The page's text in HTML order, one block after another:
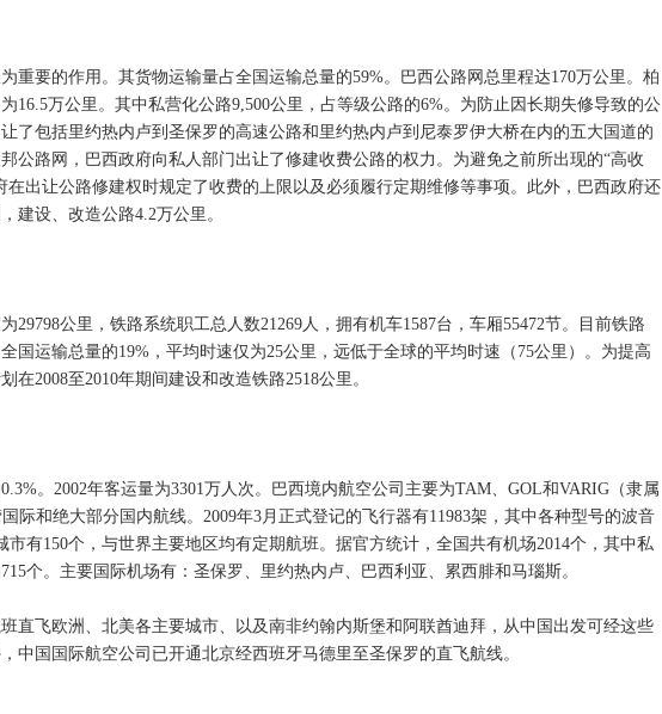
重要的作用。其货物运输量占全国运输总量的59%。巴西公路网总里程达170万公里。柏
16.5万公里。其中私营化公路9,500公里，占等级公路的6%。为防止因长期失修导致的公
了包括里约热内卢到圣保罗的高速公路和里约热内卢到尼泰罗伊大桥在内的五大国道的
公路网，巴西政府向私人部门出让了修建收费公路的权力。为避免之前所出现的“高收
在出让公路修建权时规定了收费的上限以及必须履行定期维修等事项。此外，巴西政府还
建设、改造公路4.2万公里。
29798公里，铁路系统职工总人数21269人，拥有机车1587台，车厢55472节。目前铁路
国运输总量的19%，平均时速仅为25公里，远低于全球的平均时速（75公里）。为提高
在2008至2010年期间建设和改造铁路2518公里。
。2002年客运量为3301万人次。巴西境内航空公司主要为TAM、GOL和VARIG（隶属
际和绝大部分国内航线。2009年3月正式登记的飞行器有11983架，其中各种型号的波音
市有150个，与世界主要地区均有定期航班。据官方统计，全国共有机场2014个，其中私
个。主要国际机场有：圣保罗、里约热内卢、巴西利亚、累西腓和马瑙斯。
直飞欧洲、北美各主要城市、以及南非约翰内斯堡和阿联酋迪拜，从中国出发可经这些
中国国际航空公司已开通北京经西班牙马德里至圣保罗的直飞航线。